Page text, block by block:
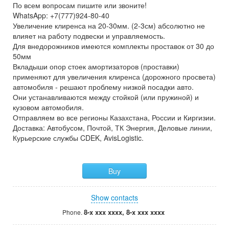
По всем вопросам пишите или звоните!
WhatsApp: +7(777)924-80-40
Увеличение клиренса на 20-30мм. (2-3см) абсолютно не
влияет на работу подвески и управляемость.
Для внедорожников имеются комплекты проставок от 30 до
50мм
Вкладыши опор стоек амортизаторов (проставки)
применяют для увеличения клиренса (дорожного просвета)
автомобиля - решают проблему низкой посадки авто.
Они устанавливаются между стойкой (или пружиной) и
кузовом автомобиля.
Отправляем во все регионы Казахстана, России и Киргизии.
Доставка: Автобусом, Почтой, ТК Энергия, Деловые линии,
Курьерские службы CDEK, AvisLogistic.
Buy
Show contacts
Phone. 8-x xxx xxxx, 8-x xxx xxxx